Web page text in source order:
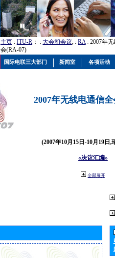
主页 : ITU-R ； : 大会和会议; : RA: 2007年
会(RA-07)
2007年无线电通信
(2007年10月15日-10月19日,
«决议汇编»
全部展开
国际电联三大部门 新闻室 各项活动